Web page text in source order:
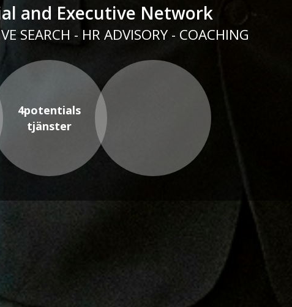
and Executive Network
SEARCH - HR ADVISORY - COACHING
4potentials
tjänster